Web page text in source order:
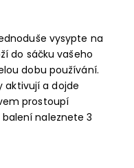
vysypte na
do sáčku vašeho
dobu používání.
aktivují a dojde
prostoupí
naleznete 3